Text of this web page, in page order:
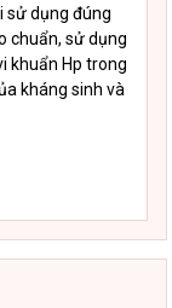
sử dụng đúng
chuẩn, sử dụng
khuẩn Hp trong
kháng sinh và